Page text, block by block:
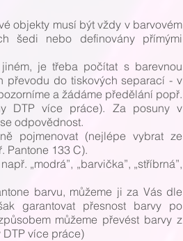
objekty musí být vždy v barvovém
šedi nebo definovány přímými
je třeba počítat s barevnou
převodu do tiskových separací - v
a žádáme předělání popř.
DTP více práce). Za posuny v
odpovědnost.
pojmenovat (nejlépe vybrat ze
Pantone 133 C).
„modrá”, „barvička”, „stříbrná”,
barvu, můžeme ji za Vás dle
garantovat přesnost barvy po
můžeme převést barvy z
DTP více práce)